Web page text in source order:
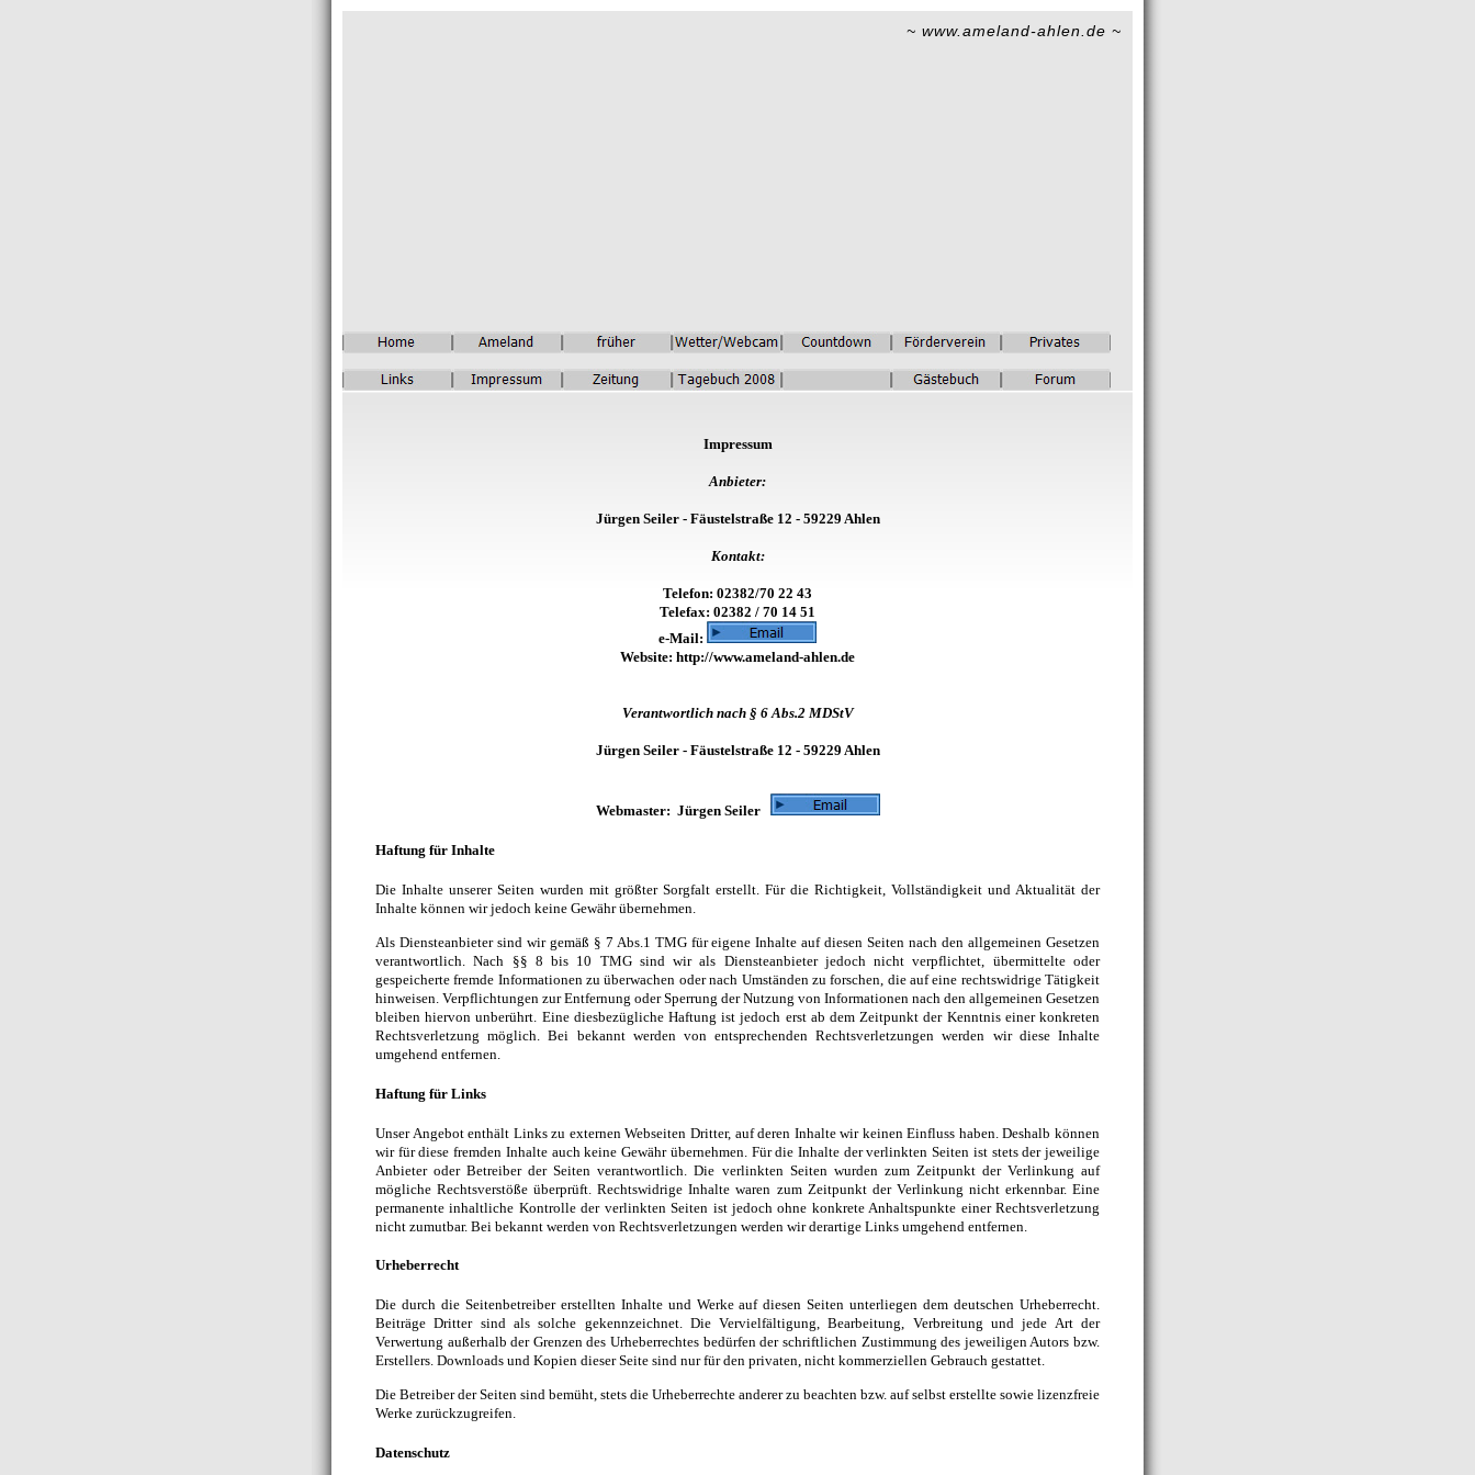
~ www.ameland-ahlen.de ~
Impressum
Anbieter:
Jürgen Seiler - Fäustelstraße 12 - 59229 Ahlen
Kontakt:
Telefon: 02382/70 22 43
Telefax: 02382 / 70 14 51
e-Mail:
Website: http://www.ameland-ahlen.de
Verantwortlich nach § 6 Abs.2 MDStV
Jürgen Seiler - Fäustelstraße 12 - 59229 Ahlen
Webmaster: Jürgen Seiler
Haftung für Inhalte
Die Inhalte unserer Seiten wurden mit größter Sorgfalt erstellt. Für die Richtigkeit, Vollständigkeit und Aktualität der
Inhalte können wir jedoch keine Gewähr übernehmen.
Als Diensteanbieter sind wir gemäß § 7 Abs.1 TMG für eigene Inhalte auf diesen Seiten nach den allgemeinen Gesetzen
verantwortlich. Nach §§ 8 bis 10 TMG sind wir als Diensteanbieter jedoch nicht verpflichtet, übermittelte oder
gespeicherte fremde Informationen zu überwachen oder nach Umständen zu forschen, die auf eine rechtswidrige Tätigkeit
hinweisen. Verpflichtungen zur Entfernung oder Sperrung der Nutzung von Informationen nach den allgemeinen Gesetzen
bleiben hiervon unberührt. Eine diesbezügliche Haftung ist jedoch erst ab dem Zeitpunkt der Kenntnis einer konkreten
Rechtsverletzung möglich. Bei bekannt werden von entsprechenden Rechtsverletzungen werden wir diese Inhalte
umgehend entfernen.
Haftung für Links
Unser Angebot enthält Links zu externen Webseiten Dritter, auf deren Inhalte wir keinen Einfluss haben. Deshalb können
wir für diese fremden Inhalte auch keine Gewähr übernehmen. Für die Inhalte der verlinkten Seiten ist stets der jeweilige
Anbieter oder Betreiber der Seiten verantwortlich. Die verlinkten Seiten wurden zum Zeitpunkt der Verlinkung auf
mögliche Rechtsverstöße überprüft. Rechtswidrige Inhalte waren zum Zeitpunkt der Verlinkung nicht erkennbar. Eine
permanente inhaltliche Kontrolle der verlinkten Seiten ist jedoch ohne konkrete Anhaltspunkte einer Rechtsverletzung
nicht zumutbar. Bei bekannt werden von Rechtsverletzungen werden wir derartige Links umgehend entfernen.
Urheberrecht
Die durch die Seitenbetreiber erstellten Inhalte und Werke auf diesen Seiten unterliegen dem deutschen Urheberrecht.
Beiträge Dritter sind als solche gekennzeichnet. Die Vervielfältigung, Bearbeitung, Verbreitung und jede Art der
Verwertung außerhalb der Grenzen des Urheberrechtes bedürfen der schriftlichen Zustimmung des jeweiligen Autors bzw.
Erstellers. Downloads und Kopien dieser Seite sind nur für den privaten, nicht kommerziellen Gebrauch gestattet.
Die Betreiber der Seiten sind bemüht, stets die Urheberrechte anderer zu beachten bzw. auf selbst erstellte sowie lizenzfreie
Werke zurückzugreifen.
Datenschutz